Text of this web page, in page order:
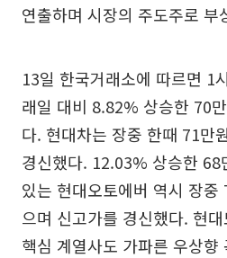
연출하며 시장의 주도주로 부
13일 한국거래소에 따르면 1
래일 대비 8.82% 상승한 70
다. 현대차는 장중 한때 71만
경신했다. 12.03% 상승한 68
있는 현대오토에버 역시 장
으며 신고가를 경신했다. 현
핵심 계열사도 가파른 우상향